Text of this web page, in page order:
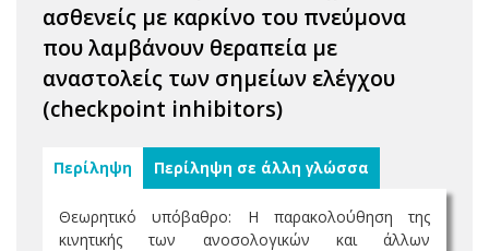
ασθενείς με καρκίνο του πνεύμονα
που λαμβάνουν θεραπεία με
αναστολείς των σημείων ελέγχου
(checkpoint inhibitors)
Περίληψη Περίληψη σε άλλη γλώσσα
Θεωρητικό υπόβαθρο: Η παρακολούθηση της
κινητικής των ανοσολογικών και άλλων